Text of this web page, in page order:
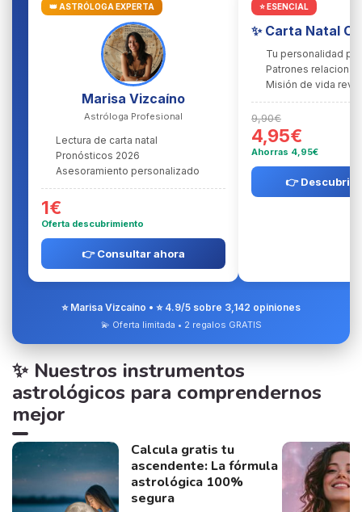
👑 ASTRÓLOGA EXPERTA
Marisa Vizcaíno
Astróloga Profesional
Lectura de carta natal
Pronósticos 2026
Asesoramiento personalizado
1€
Oferta descubrimiento
👉 Consultar ahora
⭐ ESENCIAL
✨ Carta Natal
Tu personalidad
Patrones
Misión de vida
9,90€
4,95€
Ahorras 4,95€
👉 Descubrir
⭐ Marisa Vizcaíno • ⭐ 4.9/5 sobre 3,142 opiniones
💫 Oferta limitada • 2 regalos GRATIS
✨ Nuestros instrumentos
astrológicos para comprendernos
mejor
Calcula gratis tu
ascendente: La fórmula
astrológica 100%
segura